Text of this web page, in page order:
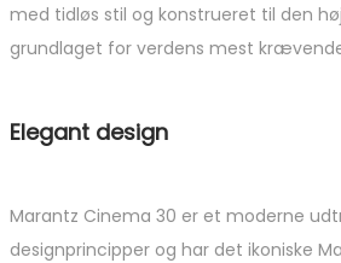
med tidløs stil og konstrueret til den
grundlaget for verdens mest
Elegant design
Marantz Cinema 30 er et moderne
designprincipper og har det ikoniske